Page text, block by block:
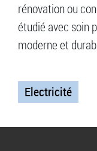
rénovation ou
étudié avec soin
moderne et
Electricité